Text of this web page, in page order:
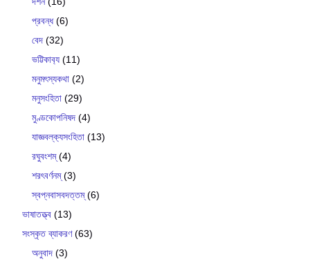
প্রবন্ধ(6)
বেদ (32)
ভট্টিকাব‍্য (11)
মনুমৎস্যকথা (2)
মনুসংহিতা (29)
মুণ্ডকোপনিষদ (4)
যাজ্ঞবল্ক‍্যসংহিতা (13)
রঘুবংশম্(4)
শরৎবর্ণনম্(3)
স্বপ্নবাসবদত্তম্(6)
ভাষাতত্ত্ব (13)
সংস্কৃত ব্যাকরণ(63)
অনুবাদ (3)